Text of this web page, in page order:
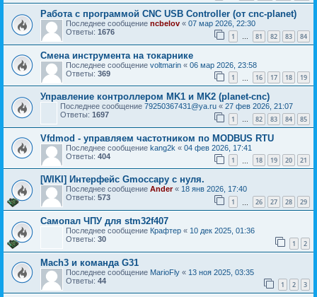
Работа с программой CNC USB Controller (от cnc-planet)
Последнее сообщение ncbelov « 07 мар 2026, 22:30
Ответы: 1676 1 … 81 82 83 84
Смена инструмента на токарнике
Последнее сообщение voltmarin « 06 мар 2026, 23:58
Ответы: 369 1 16 17 18 19
Управление контроллером MK1 и MK2 (planet-cnc)
Последнее сообщение 79250367431@ya.ru « 27 фев 2026, 21:07
Ответы: 1697 1 … 82 83 84 85
Vfdmod - управляем частотником по MODBUS RTU
Последнее сообщение kang2k « 04 фев 2026, 17:41
Ответы: 404 1 18 19 20 21
[WIKI] Интерфейс Gmoccapy с нуля.
Последнее сообщение Ander« 18 янв 2026, 17:40
Ответы: 573 1 26 27 28 29
Самопал ЧПУ для stm32f407
Последнее сообщение Крафтер « 10 дек 2025, 01:36
Ответы: 30 1 2
Mach3 и команда G31
Последнее сообщение MarioFly « 13 ноя 2025, 03:35
Ответы: 44 1 2 3